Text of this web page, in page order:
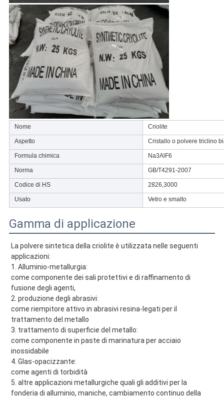
Nome Criolite
Aspetto Cristallo o polvere triclino
Formula chimica Na3AlF6
Norma GB/T4291-2007
Codice di HS 2826,3000
Usato Vetro e smalto
Gamma di applicazione
La polvere sintetica della criolite è utilizzata nelle seguenti
applicazioni:
1. Alluminio-metallurgia:
come componente dei sali protettivi e di raffinamento di
fusione degli agenti,
2. produzione degli abrasivi:
come riempitore attivo in abrasivi resina-legati per il
trattamento del metallo
3. trattamento di superficie del metallo:
come componente in paste di marinatura per acciaio
inossidabile
4. Glas-opacizzante:
come agenti di torbidità
5. altre applicazioni metallurgiche quali gli additivi per la
fonderia di alluminio, maniche, cambiamento continuo della